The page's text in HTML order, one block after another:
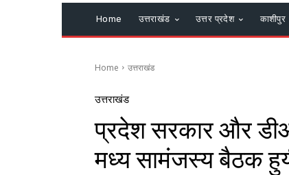
Home उत्तराखंड उत्तर प्रदेश काशीपुर
Home उत्तराखंड
उत्तराखंड
प्रदेश सरकार और
मध्य सामंजस्य बैठक